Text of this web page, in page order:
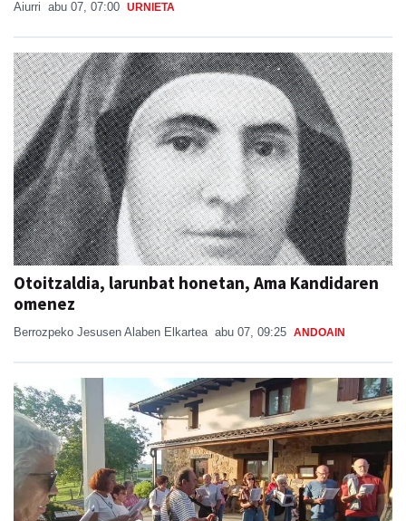
Otoitzaldia, larunbat honetan, Ama Kandidaren
omenez
Berrozpeko Jesusen Alaben Elkartea abu 07, 09:25 ANDOAIN